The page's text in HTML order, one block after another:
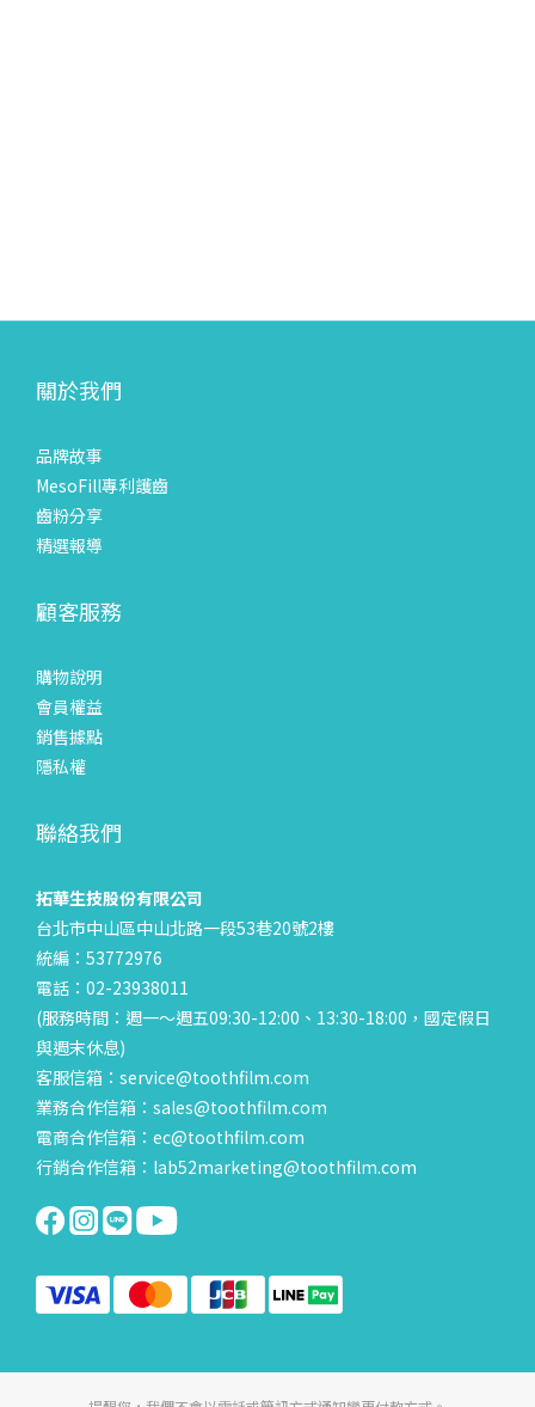
關於我們
品牌故事
MesoFill專利護齒
齒粉分享
精選報導
顧客服務
購物說明
會員權益
銷售據點
隱私權
聯絡我們
拓華生技股份有限公司
台北市中山區中山北路一段53巷20號2樓
統編：53772976
電話：02-23938011
(服務時間：週一～週五09:30-12:00、13:30-18:00，國定假日
與週末休息)
客服信箱：service@toothfilm.com
業務合作信箱：sales@toothfilm.com
電商合作信箱：ec@toothfilm.com
行銷合作信箱：lab52marketing@toothfilm.com